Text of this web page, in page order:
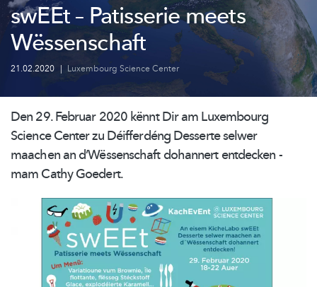
swEEt – Patisserie meets
Wëssenschaft
21.02.2020 | Luxembourg Science Center
Den 29. Februar 2020 kënnt Dir am Luxembourg
Science Center zu Déifferdéng Desserte selwer
maachen an d’Wëssenschaftdohannert entdecken -
mam Cathy Goedert.